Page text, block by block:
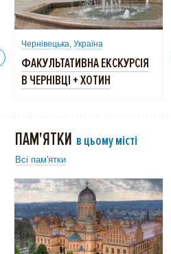
Чернівецька, Україна
ФАКУЛЬТАТИВНА ЕКСКУРСІЯ
В ЧЕРНІВЦІ + ХОТИН
ПАМ'ЯТКИ в цьому місті
Всі пам'ятки